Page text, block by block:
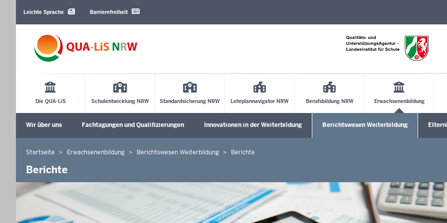
Sprachen
Leichte Sprache Barrierefreiheit
Die QUA-LiS Schulentwicklung NRW Standardsicherung NRW Lehrplannavigator NRW Berufsbildung NRW Erwachsenenbildung
Wir über uns Fachtagungen und Qualifizierungen Innovationen in der Weiterbildung Berichtswesen Weiterbildung
Sie
befinden
hier
Startseite Erwachsenenbildung Berichtswesen Weiterbildung Berichte
Berichte